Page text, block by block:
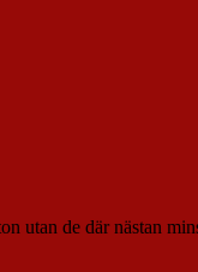
utan de där nästan